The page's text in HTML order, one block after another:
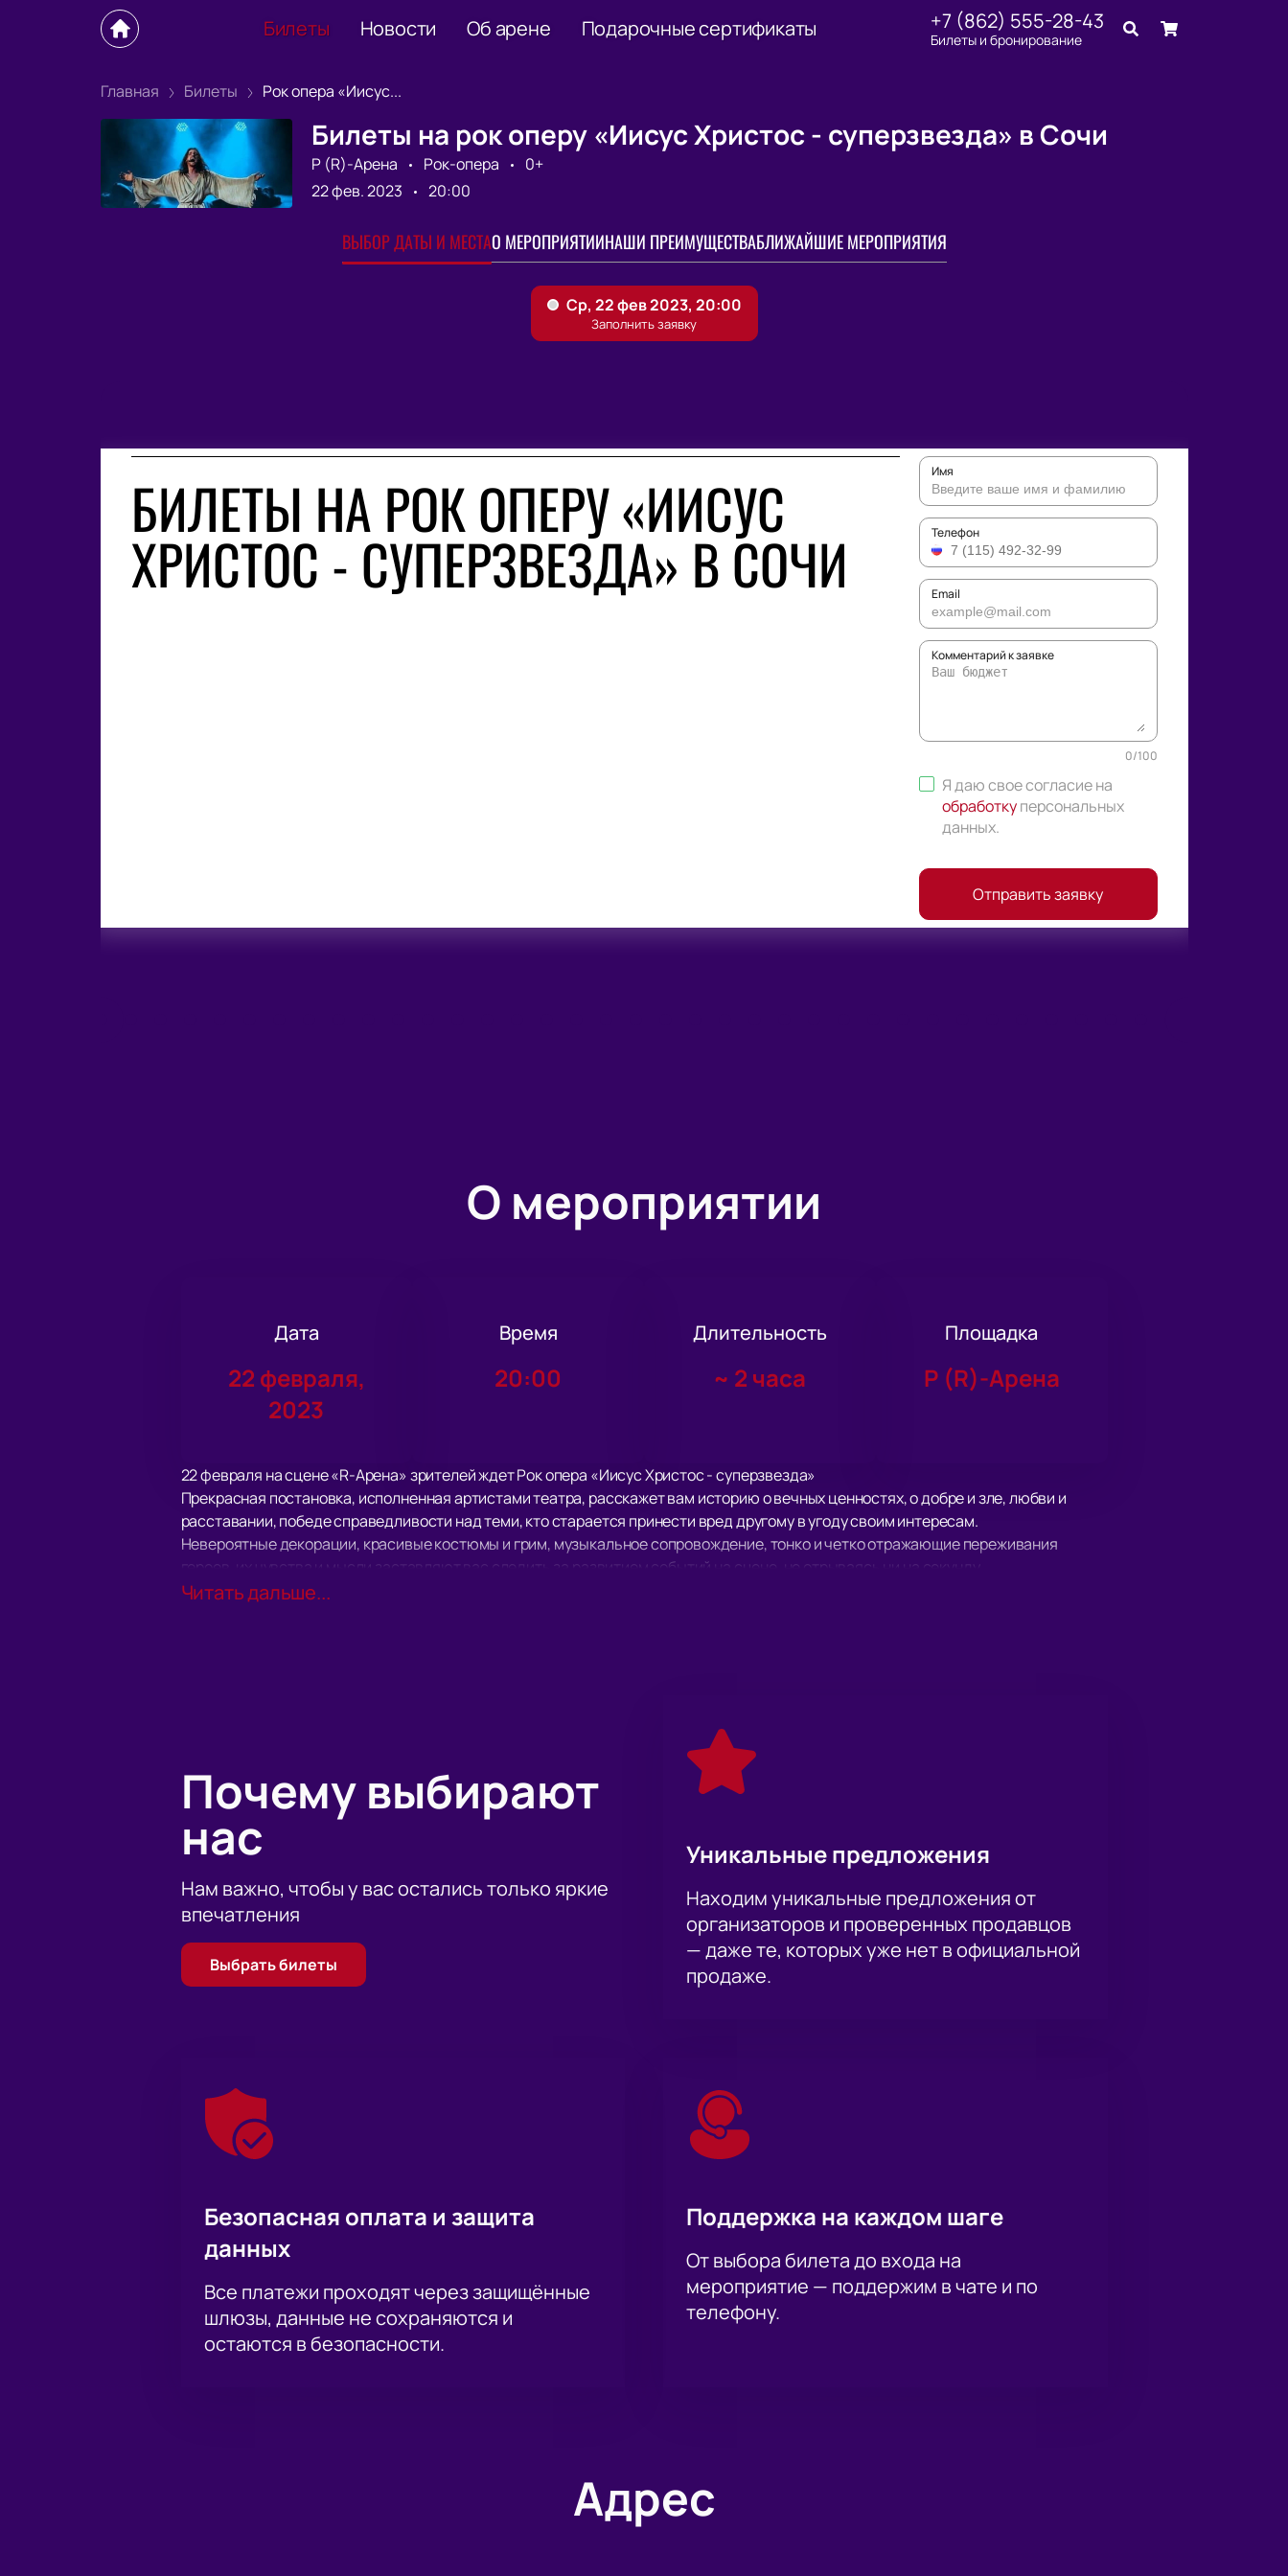
Билеты Новости Об арене Подарочные сертификаты +7 (862) 555-28-43
Билеты и бронирование
Главная Билеты Рок опера «Иисус...
Билеты на рок оперу «Иисус Христос - суперзвезда» в Сочи
Р (R)-Арена Рок-опера
0+
22 фев. 2023
20:00
ВЫБОР ДАТЫ И МЕСТАО МЕРОПРИЯТИИНАШИ ПРЕИМУЩЕСТВАБЛИЖАЙШИЕ МЕРОПРИЯТИЯ
БИЛЕТЫ НА РОК ОПЕРУ «ИИСУС
ХРИСТОС - СУПЕРЗВЕЗДА» В СОЧИ
Имя
Телефон
Email
Комментарий к заявке
0/100
Я даю свое согласие на
обработкуперсональных
данных.
Отправить заявку
О мероприятии
Дата
22 февраля,
2023
Время
20:00
Длительность
~ 2 часа
Площадка
Р (R)-Арена
22 февраля на сцене «R-Арена» зрителей ждет Рок опера «Иисус Христос - суперзвезда»
Прекрасная постановка, исполненная артистами театра, расскажет вам историю о вечных ценностях, о добре и зле, любви и
расставании, победе справедливости над теми, кто старается принести вред другому в угоду своим интересам.
Невероятные декорации, красивые костюмы и грим, музыкальное сопровождение, тонко и четко отражающие переживания
героев, их чувства и мысли заставляют вас следить за развитием событий на сцене, не отрываясь ни на секунду.
Рок опера «Иисус Христос - суперзвезда» получила высокую оценку экспертов и театральных критиков. Премьерный показ
Читать дальше...
Почему выбирают
нас
Нам важно, чтобы у вас остались только яркие
впечатления
Выбрать билеты
Уникальные предложения
Находим уникальные предложения от
организаторов и проверенных продавцов
— даже те, которых уже нет в официальной
продаже.
Безопасная оплата и защита
данных
Все платежи проходят через защищённые
шлюзы, данные не сохраняются и
остаются в безопасности.
Поддержка на каждом шаге
От выбора билета до входа на
мероприятие — поддержим в чате и по
телефону.
Адрес